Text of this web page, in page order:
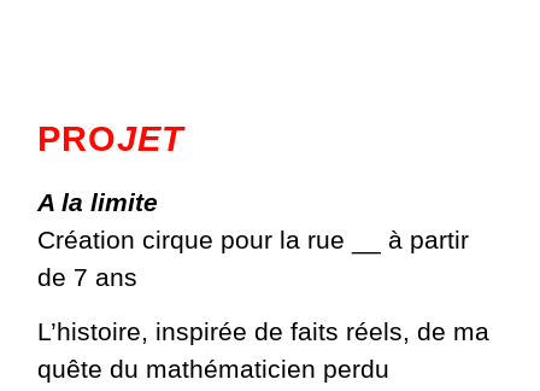
PROJET
A la limite
Création cirque pour la rue __ à partir
de 7 ans
L’histoire, inspirée de faits réels, de ma
quête du mathématicien perdu